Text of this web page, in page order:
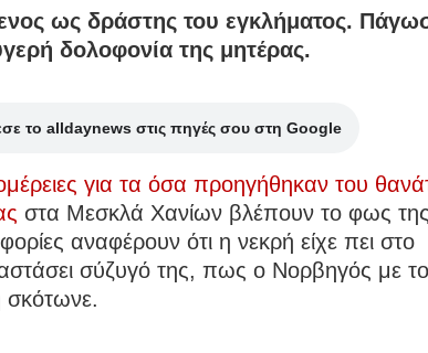
ως δράστης του εγκλήματος.
δολοφονία της μητέρας.
το alldaynews στις πηγές σου στη Google
για τα όσα προηγήθηκαν του
στα Μεσκλά Χανίων βλέπουν το φως της
αναφέρουν ότι η νεκρή είχε πει στο
σύζυγό της, πως ο Νορβηγός με
σκότωνε.